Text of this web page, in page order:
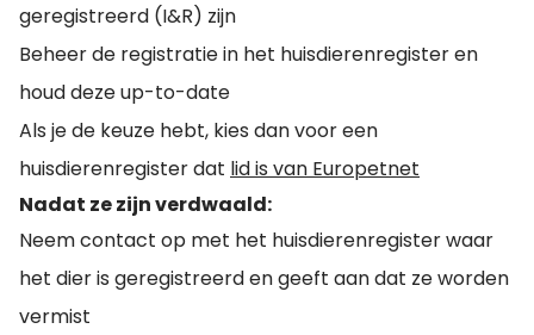
geregistreerd (I&R) zijn
Beheer de registratie in het huisdierenregister en
houd deze up-to-date
Als je de keuze hebt, kies dan voor een
huisdierenregister dat lid is van Europetnet
Nadat ze zijn verdwaald:
Neem contact op met het huisdierenregister waar
het dier is geregistreerd en geeft aan dat ze worden
vermist